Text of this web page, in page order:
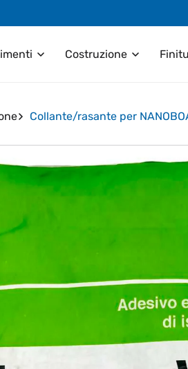
Costruzione
Collante/rasante per